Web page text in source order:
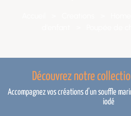
Découvrez notre
Accompagnez vos créations d'un souffle
iodé